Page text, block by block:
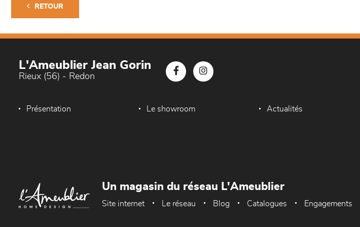
RETOUR
L'Ameublier Jean Gorin
Rieux (56) - Redon
Présentation Le showroom Actualités
Un magasin du réseau L'Ameublier
Site internet Le réseau Blog Catalogues Engagements